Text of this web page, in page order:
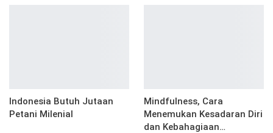
Indonesia Butuh Jutaan
Petani Milenial
Mindfulness, Cara
Menemukan Kesadaran Diri
dan Kebahagiaan…